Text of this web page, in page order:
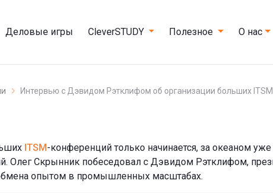
Деловые игры CleverSTUDY Полезное О нас
Интервью с Дэвидом Рэтклифом об организации больших
ITSM-конференций только начинается, за океаном
Олег Скрынник побеседовал с Дэвидом Рэтклифом,
опытом в промышленных масштабах.